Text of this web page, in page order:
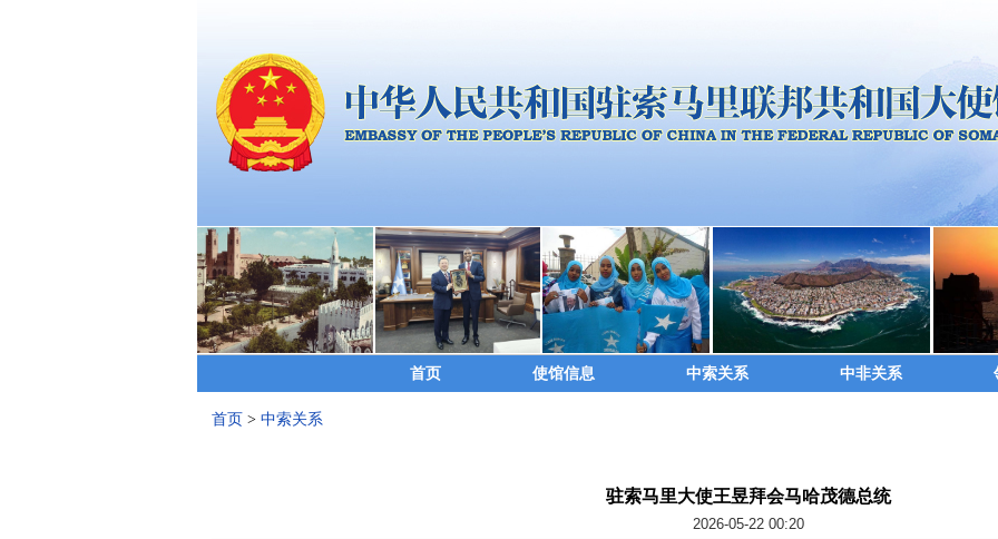
首页 使馆信息 中索关系 中非关系
首页 > 中索关系
驻索马里大使王昱拜会马哈茂德总统
2026-05-22 00:20